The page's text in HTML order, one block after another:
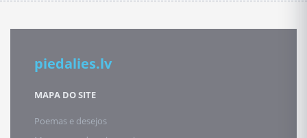
piedalies.lv
MAPA DO SITE
Poemas e desejos